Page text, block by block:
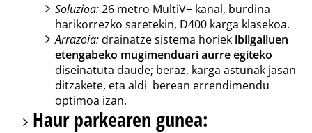
Soluzioa:26 metro MultiV+ kanal, burdina
harikorrezko saretekin, D400 karga klasekoa.
Arrazoia:drainatze sistema horiek ibilgailuen
etengabeko mugimenduari aurre egiteko
diseinatuta daude; beraz, karga astunak jasan
ditzakete, eta aldi berean errendimendu
optimoa izan.
Haur parkearen gunea: